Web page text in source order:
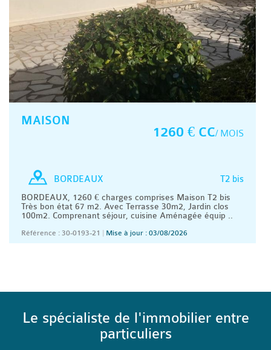
MAISON
1260 € CC/ MOIS
T2 bis
BORDEAUX
BORDEAUX, 1260 € charges comprises Maison T2 bis
Très bon état 67 m2. Avec Terrasse 30m2, Jardin clos
100m2. Comprenant séjour, cuisine Aménagée équip ..
Référence : 30-0193-21 Mise à jour : 03/08/2026
Le spécialiste de l'immobilier entre
particuliers